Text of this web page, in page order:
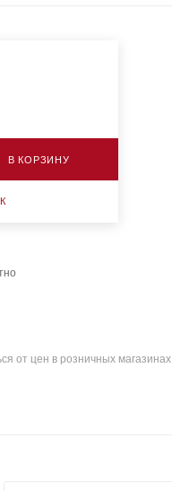
В КОРЗИНУ
от цен в розничных магазинах